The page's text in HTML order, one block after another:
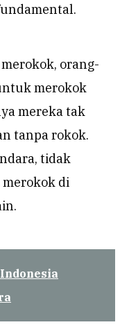
orang-
merokok
mereka tak
tanpa rokok.
tidak
di